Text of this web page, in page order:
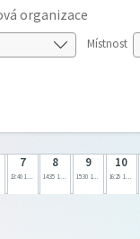
organizace
Místnost
7
13:40 14:25
8
14:35 15:20
9
15:30 16:15
10
16:25 17:10